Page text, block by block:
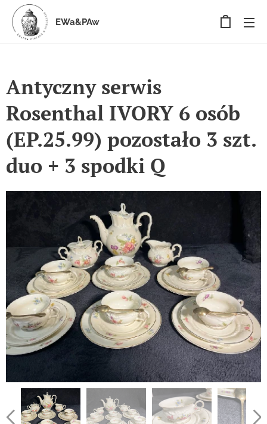
EWa&PAw
Antyczny serwis
Rosenthal IVORY 6 osób
(EP.25.99) pozostało 3 szt.
duo + 3 spodki Q